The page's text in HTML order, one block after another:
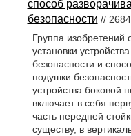
способ
безопасности //
Группа изобретений
установки
безопасности и
подушки
устройства боковой
включает в себя
часть передней
существу, в